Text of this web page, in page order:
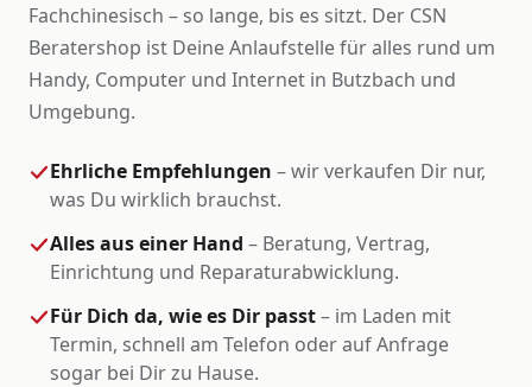
Fachchinesisch – so lange, bis es sitzt. Der CSN
Beratershop ist Deine Anlaufstelle für alles rund um
Handy, Computer und Internet in Butzbach und
Umgebung.
Ehrliche Empfehlungen – wir verkaufen Dir nur,
was Du wirklich brauchst.
Alles aus einer Hand – Beratung, Vertrag,
Einrichtung und Reparaturabwicklung.
Für Dich da, wie es Dir passt– im Laden mit
Termin, schnell am Telefon oder auf Anfrage
sogar bei Dir zu Hause.